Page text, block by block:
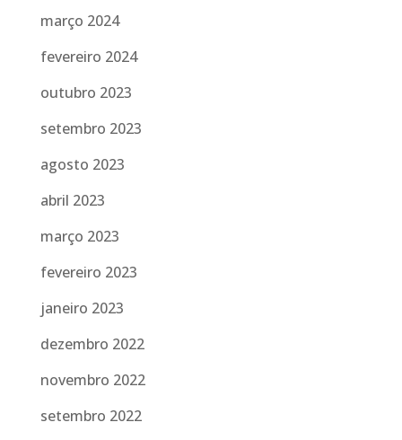
março 2024
fevereiro 2024
outubro 2023
setembro 2023
agosto 2023
abril 2023
março 2023
fevereiro 2023
janeiro 2023
dezembro 2022
novembro 2022
setembro 2022